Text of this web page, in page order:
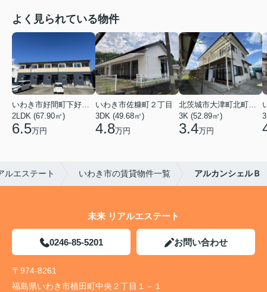
よく見られている物件
いわき市好間町下好間字中島
2LDK (67.90㎡)
6.5万円
いわき市佐糠町２丁目
3DK (49.68㎡)
4.8万円
北茨城市大津町北町４丁目
3K (52.89㎡)
3.4万円
ルエステート いわき市の賃貸物件一覧 アルカンシェルＢ
未来 リアルエステート
0246-85-5201 お問い合わせ
〒974-8261
福島県いわき市植田町中央２丁目１－１